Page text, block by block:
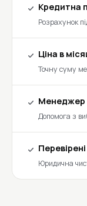
Кредитна
Розрахунок
Ціна в
Точну суму
Менеджер
Допомога з
Юридична